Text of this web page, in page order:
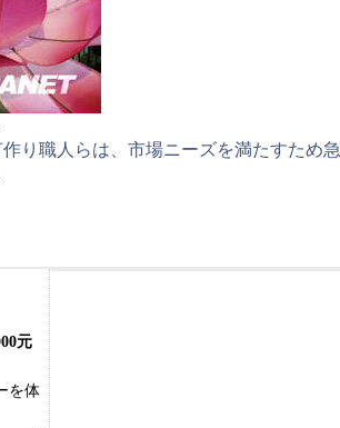
り職人らは、市場ニーズを満たすため急
元
を体